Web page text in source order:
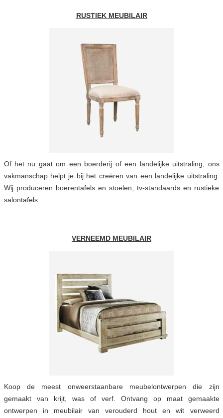
RUSTIEK MEUBILAIR
Of het nu gaat om een boerderij of een landelijke uitstraling, ons
vakmanschap helpt je bij het creëren van een landelijke uitstraling.
Wij produceren boerentafels en stoelen, tv-standaards en rustieke
salontafels
VERNEEMD MEUBILAIR
Koop de meest onweerstaanbare meubelontwerpen die zijn
gemaakt van krijt, was of verf. Ontvang op maat gemaakte
ontwerpen in meubilair van verouderd hout en wit verweerd